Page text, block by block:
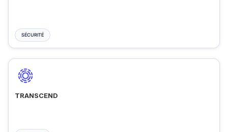
SÉCURITÉ
TRANSCEND